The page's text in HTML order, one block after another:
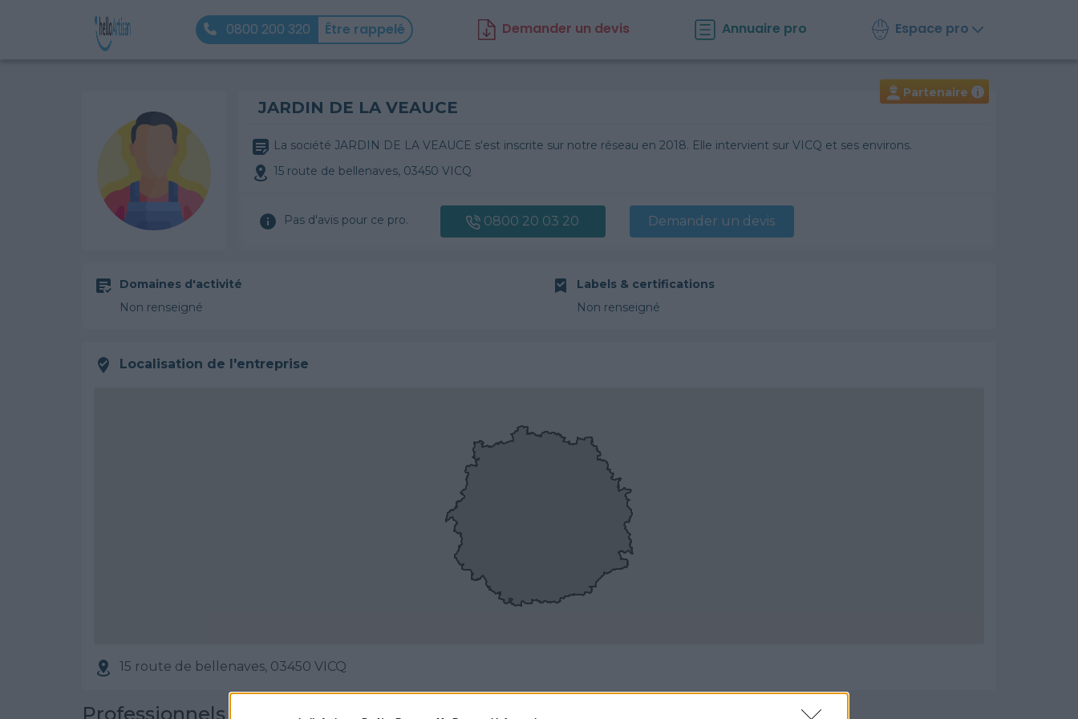
0800 200 320 Être rappelé Demander un devis Annuaire pro Espace pro
Partenaire i
JARDIN DE LA VEAUCE
La société JARDIN DE LA VEAUCE s'est inscrite sur notre réseau en 2018. Elle intervient sur VICQ et ses environs.
15 route de bellenaves, 03450 VICQ
Pas d'avis pour ce pro. 0800 20 03 20 Demander un devis
Domaines d'activité
Non renseigné
Labels & certifications
Non renseigné
Localisation de l'entreprise
15 route de bellenaves, 03450 VICQ
Professionnels partenaires